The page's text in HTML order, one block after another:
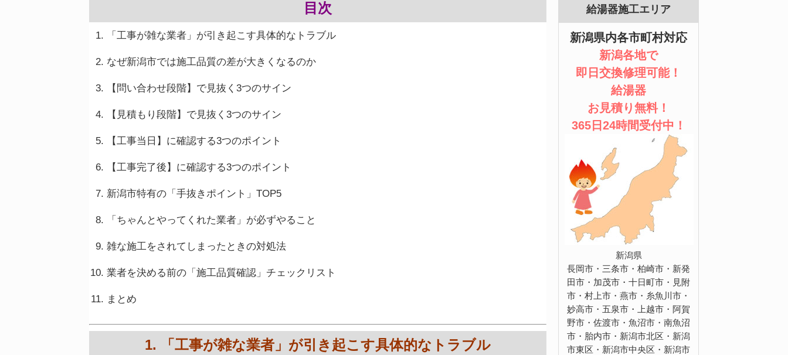
目次
「工事が雑な業者」が引き起こす具体的なトラブル
なぜ新潟市では施工品質の差が大きくなるのか
【問い合わせ段階】で見抜く3つのサイン
【見積もり段階】で見抜く3つのサイン
【工事当日】に確認する3つのポイント
【工事完了後】に確認する3つのポイント
新潟市特有の「手抜きポイント」TOP5
「ちゃんとやってくれた業者」が必ずやること
雑な施工をされてしまったときの対処法
業者を決める前の「施工品質確認」チェックリスト
まとめ
1. 「工事が雑な業者」が引き起こす具体的なトラブル
給湯器施工エリア
新潟県内各市町村対応
新潟各地で
即日交換修理可能！
給湯器
お見積り無料！
365日24時間受付中！
新潟県
長岡市・三条市・柏崎市・新発
田市・加茂市・十日町市・見附
市・村上市・燕市・糸魚川市・
妙高市・五泉市・上越市・阿賀
野市・佐渡市・魚沼市・南魚沼
市・胎内市・新潟市北区・新潟
市東区・新潟市中央区・新潟市